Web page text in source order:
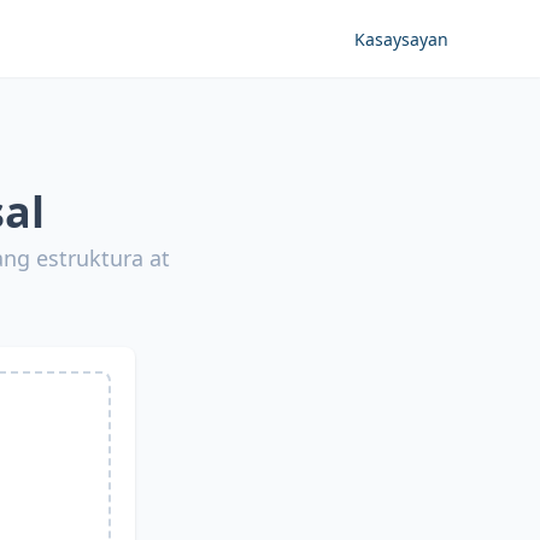
Kasaysayan
estruktura at